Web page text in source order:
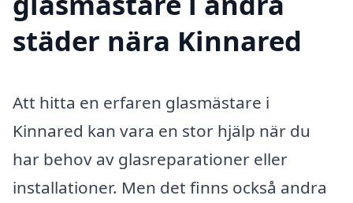
städer nära Kinnared
Att hitta en erfaren glasmästare i
Kinnared kan vara en stor hjälp när du
har behov av glasreparationer eller
installationer. Men det finns också andra